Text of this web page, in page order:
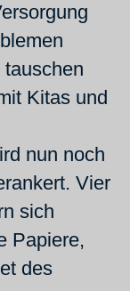
Kitas und
nun noch
Vier
sich
Papiere,
des